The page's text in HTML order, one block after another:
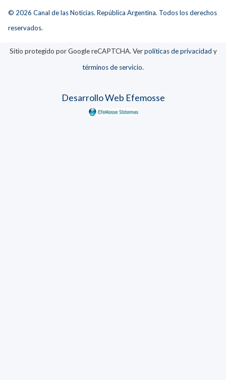
© 2026 Canal de las Noticias. República Argentina. Todos los derechos
reservados.
Sitio protegido por Google reCAPTCHA. Verpolíticas de privacidad y
términos de servicio.
Desarrollo Web Efemosse